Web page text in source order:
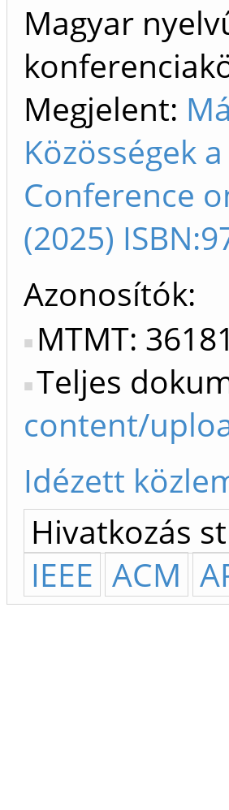
Magyar
Megjelent:
Közösségek
Conference
(2025)
Azonosítók
MTMT:
Teljes
content/
Idézett
Hivatkozás
IEEE ACM